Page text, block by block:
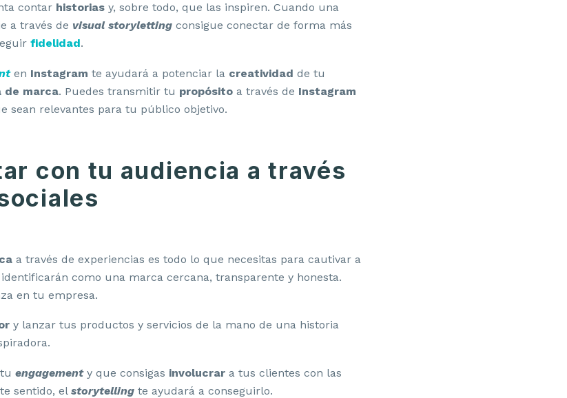
contar historias y, sobre todo, que las inspiren. Cuando una
a través de visual storyletting consigue conectar de forma más
fidelidad.
en Instagram te ayudará a potenciar la creatividad de tu
de marca. Puedes transmitir tu propósito a través de Instagram
sean relevantes para tu público objetivo.
con tu audiencia a través
a través de experiencias es todo lo que necesitas para cautivar a
como una marca cercana, transparente y honesta.
en tu empresa.
y lanzar tus productos y servicios de la mano de una historia
engagement y que consigas involucrar a tus clientes con las
sentido, el storytelling te ayudará a conseguirlo.